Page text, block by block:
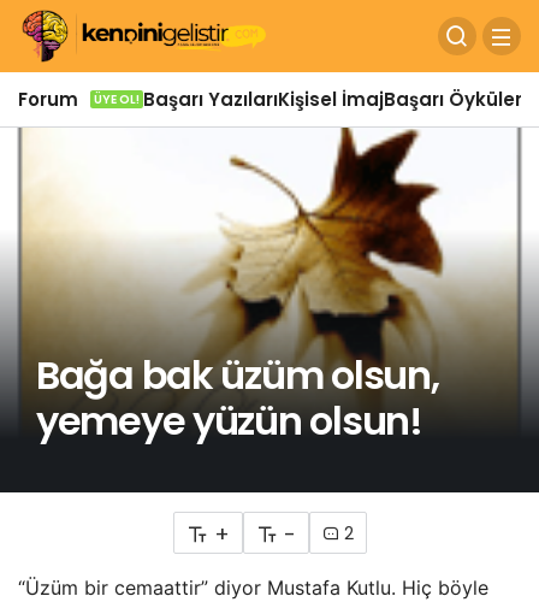
Forum ÜYE OL! Başarı YazılarıKişisel İmajBaşarı Öyküleri
Bağa bak üzüm olsun,
yemeye yüzün olsun!
+ - 2
“Üzüm bir cemaattir” diyor Mustafa Kutlu. Hiç böyle